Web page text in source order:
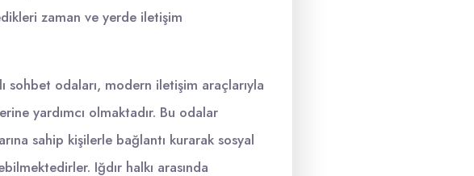
zaman ve yerde iletişim
sohbet odaları, modern iletişim araçlarıyla
yardımcı olmaktadır. Bu odalar
sahip kişilerle bağlantı kurarak sosyal
Iğdır halkı arasında